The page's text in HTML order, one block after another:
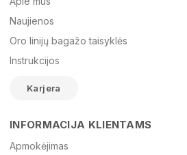
El. paštas
Žinutė
Naujienos
Oro linijų bagažo taisyklės
Instrukcijos
Karjera
INFORMACIJA KLIENTAMS
Apmokėjimas